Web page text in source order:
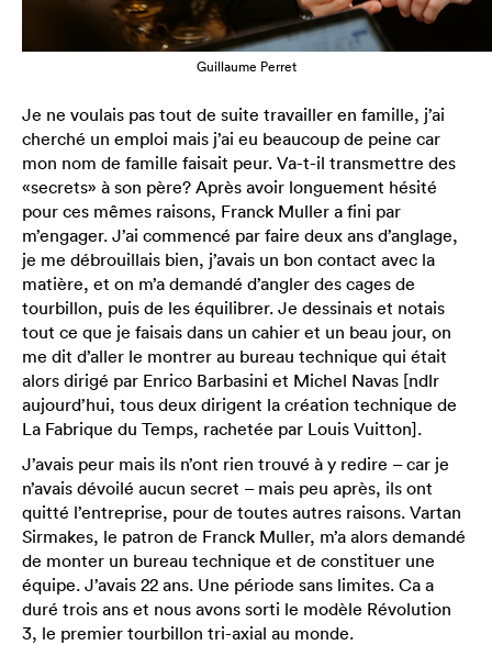
Guillaume Perret
Je ne voulais pas tout de suite travailler en famille, j’ai
cherché un emploi mais j’ai eu beaucoup de peine car
mon nom de famille faisait peur. Va-t-il transmettre des
«secrets» à son père? Après avoir longuement hésité
pour ces mêmes raisons, Franck Muller a fini par
m’engager. J’ai commencé par faire deux ans d’anglage,
je me débrouillais bien, j’avais un bon contact avec la
matière, et on m’a demandé d’angler des cages de
tourbillon, puis de les équilibrer. Je dessinais et notais
tout ce que je faisais dans un cahier et un beau jour, on
me dit d’aller le montrer au bureau technique qui était
alors dirigé par Enrico Barbasini et Michel Navas [ndlr
aujourd’hui, tous deux dirigent la création technique de
La Fabrique du Temps, rachetée par Louis Vuitton].
J’avais peur mais ils n’ont rien trouvé à y redire – car je
n’avais dévoilé aucun secret – mais peu après, ils ont
quitté l’entreprise, pour de toutes autres raisons. Vartan
Sirmakes, le patron de Franck Muller, m’a alors demandé
de monter un bureau technique et de constituer une
équipe. J’avais 22 ans. Une période sans limites. Ca a
duré trois ans et nous avons sorti le modèle Révolution
3, le premier tourbillon tri-axial au monde.